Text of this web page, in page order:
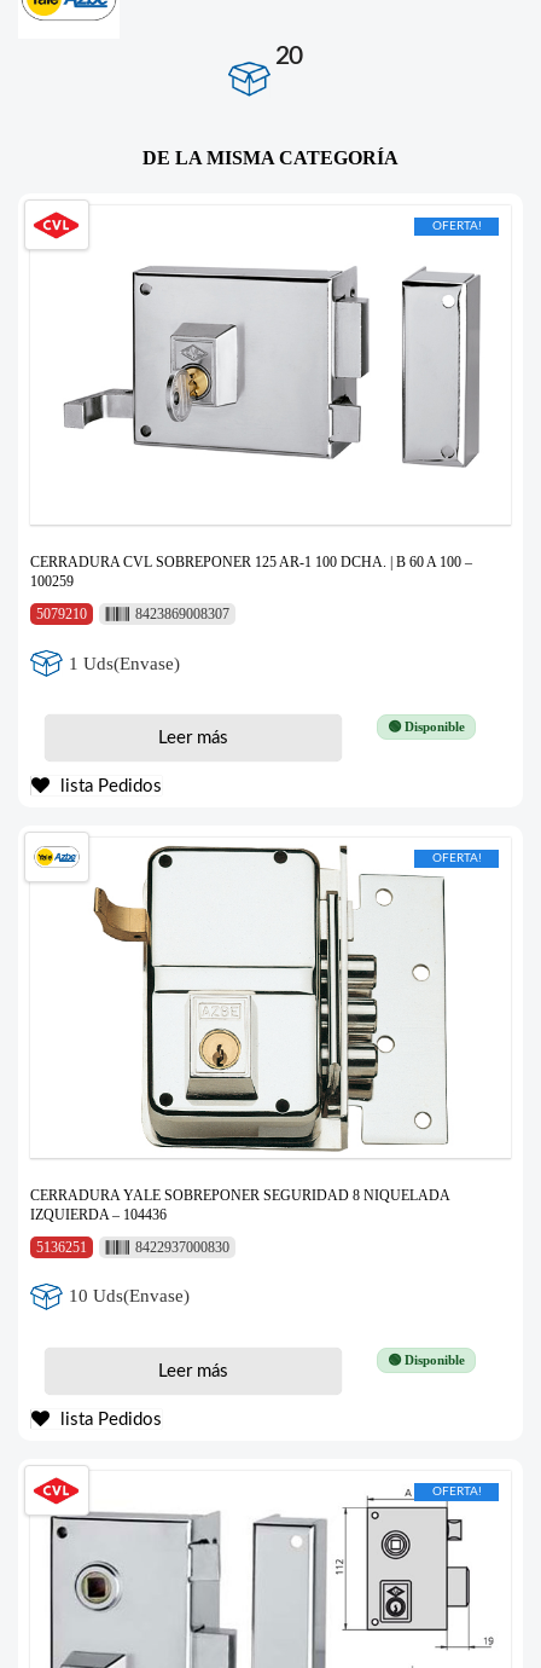
20
DE LA MISMA CATEGORÍA
OFERTA!
CERRADURA CVL SOBREPONER 125 AR-1 100 DCHA. | B 60 A 100 –
100259
5079210
8423869008307
1 Uds(Envase)
🟢 Disponible
Leer más
lista Pedidos
OFERTA!
CERRADURA YALE SOBREPONER SEGURIDAD 8 NIQUELADA
IZQUIERDA – 104436
5136251
8422937000830
10 Uds(Envase)
🟢 Disponible
Leer más
lista Pedidos
OFERTA!